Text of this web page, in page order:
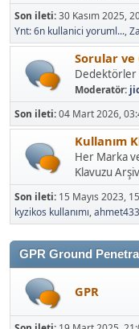
Son ileti:30 Kasım 2025,
Ynt: 6n kullanici yoruml...,
Sorular ve
Dedektörler
Moderatör:
Son ileti:04 Mart 2026,
Kullanım
Her Marka
Klavuzu
Son ileti: 15 Mayıs 2023,
kyzikos kullanımı,
GPR Ground
GPR